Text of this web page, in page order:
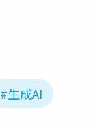
#生成AI